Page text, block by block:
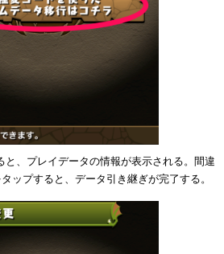
と、プレイデータの情報が表示される。間違
ップすると、データ引き継ぎが完了する。